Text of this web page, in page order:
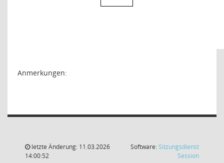
Anmerkungen:
letzte Änderung: 11.03.2026
14:00:52
Software:Sitzungsdienst
Session(Wird in